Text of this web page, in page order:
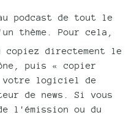
au podcast de tout le
thème. Pour cela,
copiez directement le
puis « copier
votre logiciel de
de news. Si vous
l'émission ou du